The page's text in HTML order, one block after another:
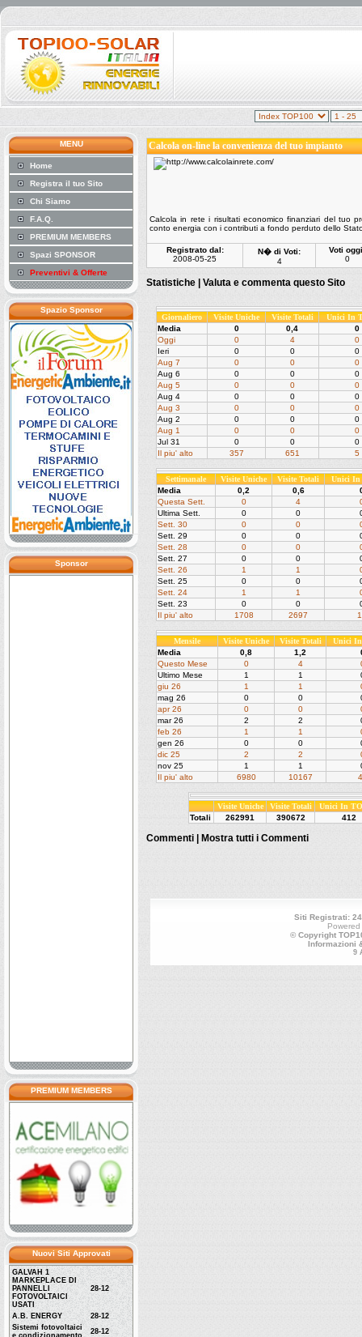
MENU
Home
Registra il tuo Sito
Chi Siamo
F.A.Q.
PREMIUM MEMBERS
Spazi SPONSOR
Preventivi & Offerte
Spazio Sponsor
Sponsor
PREMIUM MEMBERS
Nuovi Siti Approvati
GALVAH 1
MARKEPLACE DI
PANNELLI
FOTOVOLTAICI
USATI
28-12
A.B. ENERGY
28-12
Sistemi fotovoltaici
e condizionamento
28-12
Calcola on-line la convenienza del tuo impianto
Calcola in rete i risultati economico finanziari del tuo
conto energia con i contributi a fondo perduto dello
Registrato dal:
2008-05-25
N� di Voti:
4
Voti
0
Statistiche | Valuta e commenta questo Sito
Giornaliero Visite Uniche Visite Totali
Unici In
Media
0 0,4
0
Oggi
0 4
0
Ieri
0 0
0
Aug 7
0 0
0
Aug 6
0 0
0
Aug 5
0 0
0
Aug 4
0 0
0
Aug 3
0 0
0
Aug 2
0 0
0
Aug 1
0 0
0
Jul 31
0 0
0
Il piu' alto
357 651 5
Settimanale Visite Uniche Visite Totali
Unici In
Media
0,2 0,6
Questa Sett.
0 4
Ultima Sett.
0 0
Sett. 30
0 0
Sett. 29
0 0
Sett. 28
0 0
Sett. 27
0 0
Sett. 26
1 1
Sett. 25
0 0
Sett. 24
1 1
Sett. 23
0 0
Il piu' alto
1708 2697
Mensile Visite Uniche Visite Totali
Unici In
Media
0,8 1,2
Questo Mese
0 4
Ultimo Mese
1 1
giu 26
1 1
mag 26
0 0
apr 26
0 0
mar 26
2 2
feb 26
1 1
gen 26
0 0
dic 25
2 2
nov 25
1 1
Il piu' alto
6980 10167
Visite Uniche Visite Totali
Unici In
Totali
262991 390672 412
Commenti | Mostra tutti i Commenti
Siti Registrati:
© Copyright
Informazioni
9